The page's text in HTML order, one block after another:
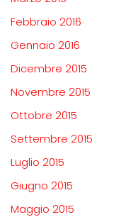
Febbraio 2016
Gennaio 2016
Dicembre 2015
Novembre 2015
Ottobre 2015
Settembre 2015
Luglio 2015
Giugno 2015
Maggio 2015